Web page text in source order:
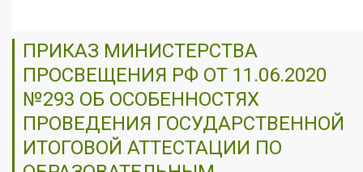
ПРИКАЗ МИНИСТЕРСТВА
ПРОСВЕЩЕНИЯ РФ ОТ 11.06.2020
№293 ОБ ОСОБЕННОСТЯХ
ПРОВЕДЕНИЯ ГОСУДАРСТВЕННОЙ
ИТОГОВОЙ АТТЕСТАЦИИ ПО